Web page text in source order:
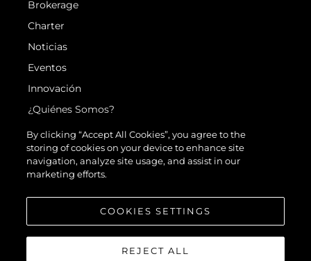
Brokerage
Charter
Noticias
Eventos
Innovación
¿Quiénes Somos?
El Equipo
Estilo De Vida
Historia
By clicking “Accept All Cookies”, you agree to the
storing of cookies on your device to enhance site
navigation, analyze site usage, and assist in our
marketing efforts.
COOKIES SETTINGS
REJECT ALL